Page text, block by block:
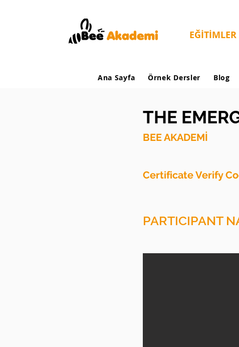
EĞİTİMLER
Ana Sayfa Örnek Dersler Blog
THE
BEE AKADEMİ
Certificate Verify
PARTICIPANT